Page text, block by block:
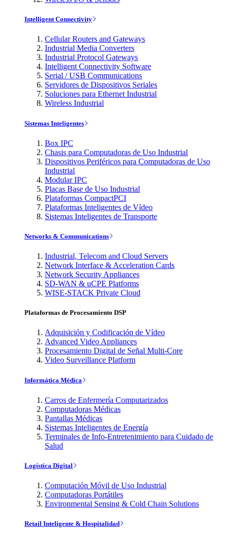
Intelligent Connectivity
Cellular Routers and Gateways
Industrial Media Converters
Industrial Protocol Gateways
Intelligent Connectivity Software
Serial / USB Communications
Servidores de Dispositivos Seriales
Soluciones para Ethernet Industrial
Wireless Industrial
Sistemas Inteligentes
Box IPC
Chasis para Computadoras de Uso Industrial
Dispositivos Periféricos para Computadoras de Uso
Industrial
Modular IPC
Placas Base de Uso Industrial
Plataformas CompactPCI
Plataformas Inteligentes de Vídeo
Sistemas Inteligentes de Transporte
Networks & Communications
Industrial, Telecom and Cloud Servers
Network Interface & Acceleration Cards
Network Security Appliances
SD-WAN & uCPE Platforms
WISE-STACK Private Cloud
Plataformas de Procesamiento DSP
Adquisición y Codificación de Vídeo
Advanced Video Appliances
Procesamiento Digital de Señal Multi-Core
Video Surveillance Platform
Informática Médica
Carros de Enfermería Computarizados
Computadoras Médicas
Pantallas Médicas
Sistemas Inteligentes de Energía
Terminales de Info-Entretenimiento para Cuidado de
Salud
Logística Digital
Computación Móvil de Uso Industrial
Computadoras Portátiles
Environmental Sensing & Cold Chain Solutions
Retail Inteligente & Hospitalidad